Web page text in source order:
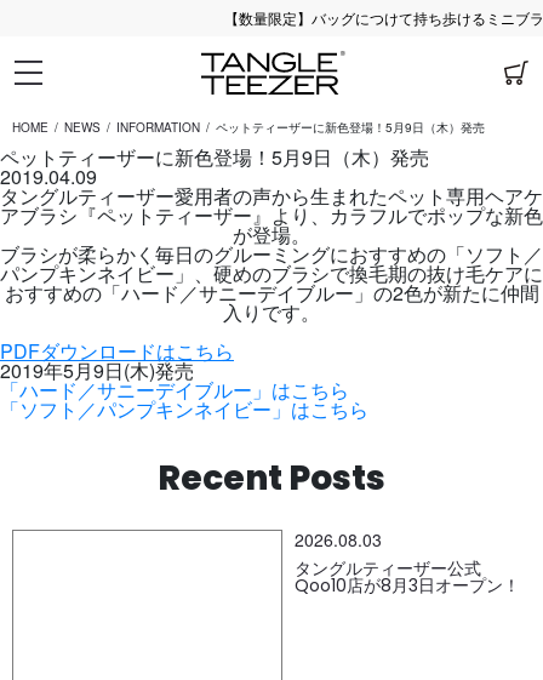
【数量限定】バッグにつけて持ち歩けるミニブ
HOME NEWS INFORMATION ペットティーザーに新色登場！5月9日（木）発売
ペットティーザーに新色登場！5月9日（木）発売
2019.04.09
タングルティーザー愛用者の声から生まれたペット専用ヘアケ
アブラシ『ペットティーザー』より、カラフルでポップな新色
が登場。
ブラシが柔らかく毎日のグルーミングにおすすめの「ソフト／
パンプキンネイビー」、硬めのブラシで換毛期の抜け毛ケアに
おすすめの「ハード／サニーデイブルー」の2色が新たに仲間
入りです。
PDFダウンロードはこちら
2019年5月9日(木)発売
「ハード／サニーデイブルー」はこちら
「ソフト／パンプキンネイビー」はこちら
Recent Posts
2026.08.03
タングルティーザー公式
Qoo10店が8月3日オープン！